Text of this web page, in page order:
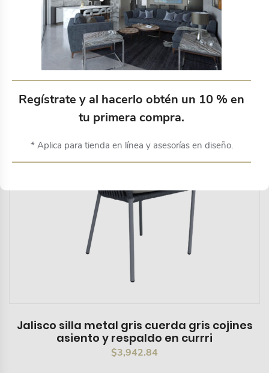
Productos relacionados
Jalisco silla metal gris cuerda gris cojines
asiento y respaldo en currri
$3,942.84
Regístrate y al hacerlo obtén un 10 % en
tu primera compra.
* Aplica para tienda en línea y asesorías en diseño.